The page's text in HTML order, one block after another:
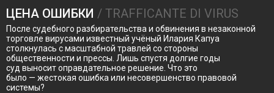
ЦЕНА ОШИБКИ / TRAFFICANTE DI VIRUS
После судебного разбирательства и обвинения в незаконной
торговле вирусами известный учёный Илария Капуа
столкнулась с масштабной травлей со стороны
общественности и прессы. Лишь спустя долгие годы
суд выносит оправдательное решение. Что это
было — жестокая ошибка или несовершенство правовой
системы?